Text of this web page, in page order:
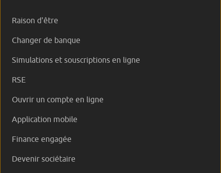
Raison d'être
Changer de banque
Simulations et souscriptions en ligne
RSE
Ouvrir un compte en ligne
Application mobile
Finance engagée
Devenir sociétaire